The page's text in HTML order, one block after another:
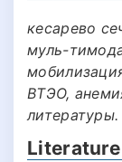
кесарево
муль-
ВТЭО,
литературы.
Literature